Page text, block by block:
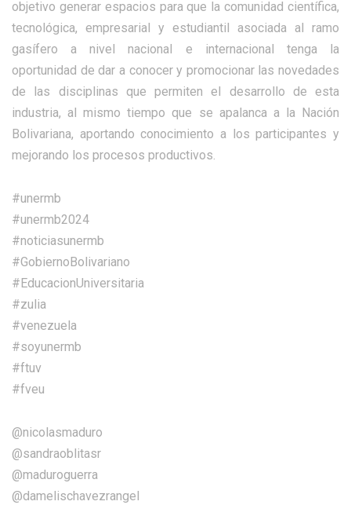
objetivo generar espacios para que la comunidad científica,
tecnológica, empresarial y estudiantil asociada al ramo
gasífero a nivel nacional e internacional tenga la
oportunidad de dar a conocer y promocionar las novedades
de las disciplinas que permiten el desarrollo de esta
industria, al mismo tiempo que se apalanca a la Nación
Bolivariana, aportando conocimiento a los participantes y
mejorando los procesos productivos.
#unermb
#unermb2024
#noticiasunermb
#GobiernoBolivariano
#EducacionUniversitaria
#zulia
#venezuela
#soyunermb
#ftuv
#fveu
@nicolasmaduro
@sandraoblitasr
@maduroguerra
@damelischavezrangel